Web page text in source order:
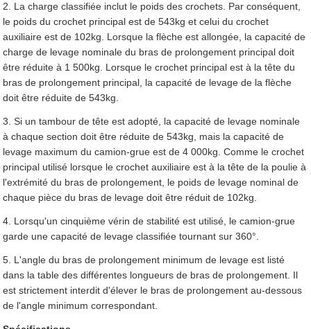
2. La charge classifiée inclut le poids des crochets. Par conséquent,
le poids du crochet principal est de 543kg et celui du crochet
auxiliaire est de 102kg. Lorsque la flèche est allongée, la capacité de
charge de levage nominale du bras de prolongement principal doit
être réduite à 1 500kg. Lorsque le crochet principal est à la tête du
bras de prolongement principal, la capacité de levage de la flèche
doit être réduite de 543kg.
3. Si un tambour de tête est adopté, la capacité de levage nominale
à chaque section doit être réduite de 543kg, mais la capacité de
levage maximum du camion-grue est de 4 000kg. Comme le crochet
principal utilisé lorsque le crochet auxiliaire est à la tête de la poulie à
l'extrémité du bras de prolongement, le poids de levage nominal de
chaque pièce du bras de levage doit être réduit de 102kg.
4. Lorsqu'un cinquième vérin de stabilité est utilisé, le camion-grue
garde une capacité de levage classifiée tournant sur 360°.
5. L'angle du bras de prolongement minimum de levage est listé
dans la table des différentes longueurs de bras de prolongement. Il
est strictement interdit d'élever le bras de prolongement au-dessous
de l'angle minimum correspondant.